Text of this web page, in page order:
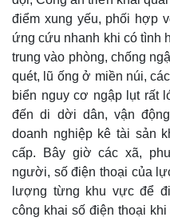
điểm xung yếu, phối hợp
ứng cứu nhanh khi có tình
trung vào phòng, chống
quét, lũ ống ở miền núi,
biển nguy cơ ngập lụt rất
đến di dời dân, vận
doanh nghiệp kê tài sản
cấp. Bây giờ các xã,
người, số điện thoại của
lượng từng khu vực để
công khai số điện thoại